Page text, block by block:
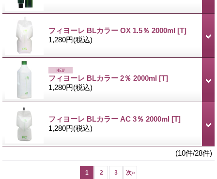
フィヨーレ BLカラー OX 1.5％ 2000ml [T]
1,280円(税込)
フィヨーレ BLカラー 2％ 2000ml [T]
1,280円(税込)
フィヨーレ BLカラー AC 3％ 2000ml [T]
1,280円(税込)
(10件/28件)
1 2 3 次»